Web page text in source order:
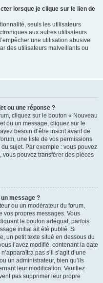
lorsque je clique sur le lien de
seuls les utilisateurs
aux autres utilisateurs
une utilisation abusive
des utilisateurs malveillants ou
ou une réponse ?
cliquez sur le bouton « Nouveau
ou un message, cliquez sur le
besoin d’être inscrit avant de
une liste de vos permissions
sujet. Par exemple : vous pouvez
pouvez transférer des pièces
message ?
ou un modérateur du forum,
vos propres messages. Vous
le bouton adéquat, parfois
initial ait été publié. Si
un petit texte situé en dessous du
l’avez modifié, contenant la date
pas s’il s’agit d’une
un administrateur, bien qu’ils
leur modification. Veuillez
pas supprimer leur propre